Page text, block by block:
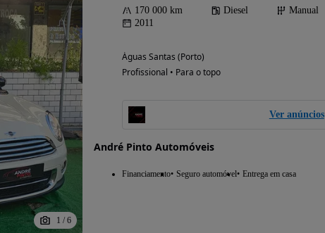
1 / 6
170 000 km Diesel
Manual
2011
Águas Santas (Porto)
Profissional • Para o topo
Ver anúncios
André Pinto Automóveis
Financiamento Seguro automóvel Entrega em casa